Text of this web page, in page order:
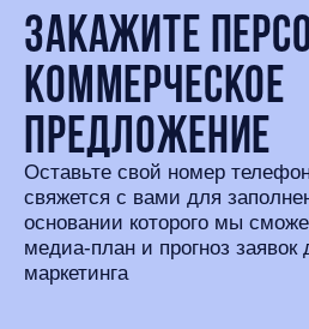
Закажите
коммерческое
предложение
Оставьте свой номер
свяжется с вами для
основании которого мы
медиа-план и прогноз заявок
маркетинга